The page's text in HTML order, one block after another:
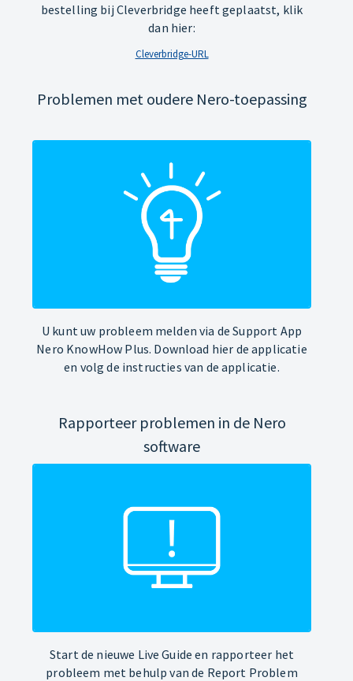
bestelling bij Cleverbridge heeft geplaatst, klik
dan hier:
Cleverbridge-URL
Problemen met oudere Nero-toepassing
U kunt uw probleem melden via de Support App
Nero KnowHow Plus. Download hier de applicatie
en volg de instructies van de applicatie.
Rapporteer problemen in de Nero
software
Start de nieuwe Live Guide en rapporteer het
probleem met behulp van de Report Problem